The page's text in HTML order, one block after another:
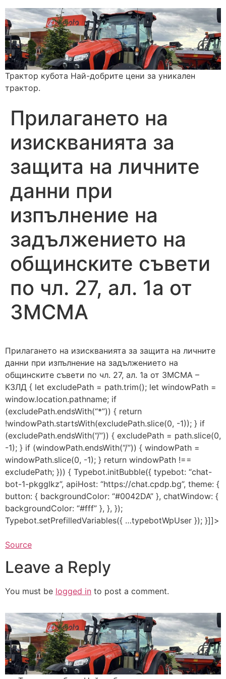
Трактор кубота Най-добрите цени за уникален
трактор.
Прилагането на
изискванията за
защита на личните
данни при
изпълнение на
задължението на
общинските съвети
по чл. 27, ал. 1а от
ЗМСМА
Прилагането на изискванията за защита на личните
данни при изпълнение на задължението на
общинските съвети по чл. 27, ал. 1а от ЗМСМА –
КЗЛД { let excludePath = path.trim(); let windowPath =
window.location.pathname; if
(excludePath.endsWith(“*”)) { return
!windowPath.startsWith(excludePath.slice(0, -1)); } if
(excludePath.endsWith(“/”)) { excludePath = path.slice(0,
-1); } if (windowPath.endsWith(“/”)) { windowPath =
windowPath.slice(0, -1); } return windowPath !==
excludePath; })) { Typebot.initBubble({ typebot: “chat-
bot-1-pkgglkz”, apiHost: “https://chat.cpdp.bg”, theme: {
button: { backgroundColor: “#0042DA” }, chatWindow: {
backgroundColor: “#fff” }, }, });
Typebot.setPrefilledVariables({ …typebotWpUser }); }]]>
Source
Leave a Reply
You must be logged in to post a comment.